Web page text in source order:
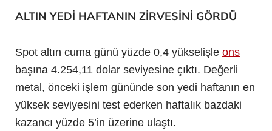
ALTIN YEDİ HAFTANIN ZİRVESİNİ GÖRDÜ
Spot altın cuma günü yüzde 0,4 yükselişle ons
başına 4.254,11 dolar seviyesine çıktı. Değerli
metal, önceki işlem gününde son yedi haftanın en
yüksek seviyesini test ederken haftalık bazdaki
kazancı yüzde 5’in üzerine ulaştı.